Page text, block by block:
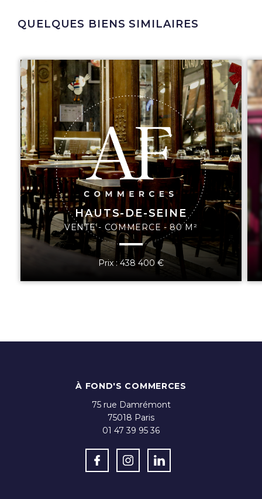
QUELQUES BIENS SIMILAIRES
HAUTS-DE-SEINE
VENTE - COMMERCE - 80 M²
Prix : 438 400 €
À FOND'S COMMERCES
75 rue Damrémont
75018 Paris
01 47 39 95 36